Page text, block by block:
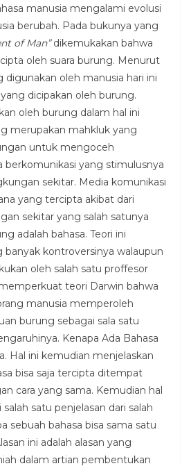
manusia mengalami evolusi
berubah. Pada bukunya yang
of Man”dikemukakan bahwa
oleh suara burung. Menurut
digunakan oleh manusia hari ini
dicipakan oleh burung.
oleh burung dalam hal ini
merupakan mahkluk yang
untuk mengoceh
berkomunikasi yang stimulusnya
sekitar. Media komunikasi
yang tercipta akibat dari
sekitar yang salah satunya
adalah bahasa. Teori ini
kontroversinya walaupun
oleh salah satu proffesor
teori Darwin bahwa
manusia memperoleh
burung sebagai sala satu
Kenapa Ada Bahasa
Hal ini kemudian menjelaskan
bisa saja tercipta ditempat
cara yang sama. Kemudian hal
satu penjelasan dari salah
sebuah bahasa bisa sama satu
ini adalah alasan yang
dalam artian pembentukan